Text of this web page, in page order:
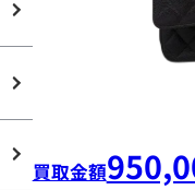
買取金額